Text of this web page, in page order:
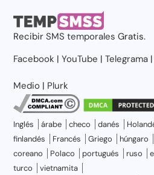
RecibirSMS temporales Gratis.
Facebook |YouTube |Telegrama |
Medio | Plurk
Inglés árabe checo danés
finlandés
Francés Griego húngaro
coreano
Polaco portugués ruso
turco
vietnamita